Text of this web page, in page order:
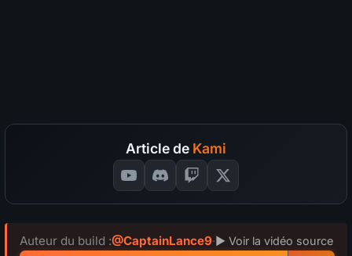
Article de Kami
Auteur du build :@CaptainLance9·▶ Voir la vidéo source